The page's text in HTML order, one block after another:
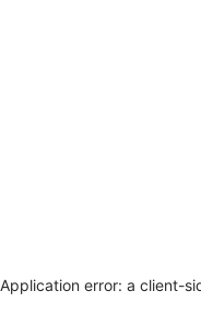
Application error: a client-